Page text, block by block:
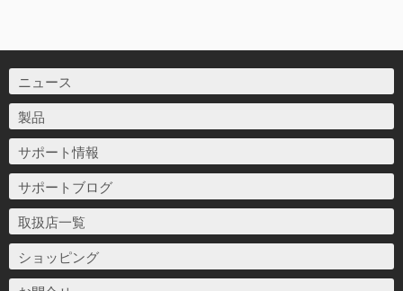
ニュース
製品
サポート情報
サポートブログ
取扱店一覧
ショッピング